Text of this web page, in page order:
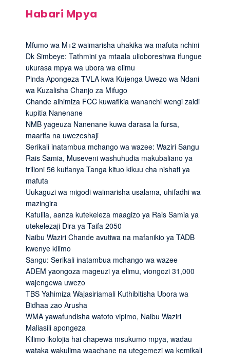
Habari Mpya
Mfumo wa M+2 waimarisha uhakika wa mafuta nchini
Dk Simbeye: Tathmini ya mtaala ulioboreshwa ifungue
ukurasa mpya wa ubora wa elimu
Pinda Apongeza TVLA kwa Kujenga Uwezo wa Ndani
wa Kuzalisha Chanjo za Mifugo
Chande aihimiza FCC kuwafikia wananchi wengi zaidi
kupitia Nanenane
NMB yageuza Nanenane kuwa darasa la fursa,
maarifa na uwezeshaji
Serikali inatambua mchango wa wazee: Waziri Sangu
Rais Samia, Museveni washuhudia makubaliano ya
trilioni 56 kuifanya Tanga kituo kikuu cha nishati ya
mafuta
Uukaguzi wa migodi waimarisha usalama, uhifadhi wa
mazingira
Kafulila, aanza kutekeleza maagizo ya Rais Samia ya
utekelezaji Dira ya Taifa 2050
Naibu Waziri Chande avutiwa na mafanikio ya TADB
kwenye kilimo
Sangu: Serikali inatambua mchango wa wazee
ADEM yaongoza mageuzi ya elimu, viongozi 31,000
wajengewa uwezo
TBS Yahimiza Wajasiriamali Kuthibitisha Ubora wa
Bidhaa zao Arusha
WMA yawafundisha watoto vipimo, Naibu Waziri
Maliasili apongeza
Kilimo ikolojia hai chapewa msukumo mpya, wadau
wataka wakulima waachane na utegemezi wa kemikali